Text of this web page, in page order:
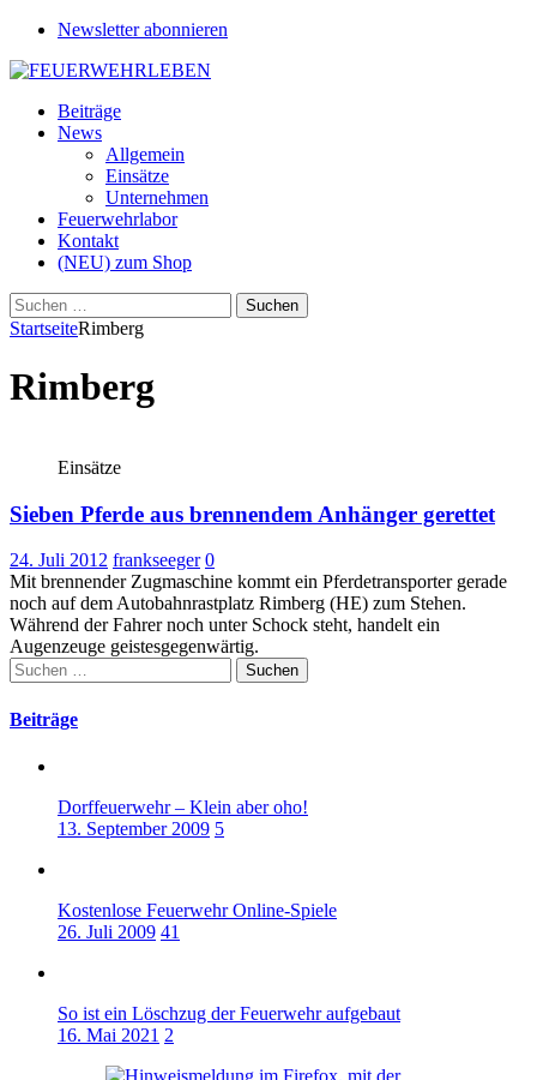
Newsletter abonnieren
Beiträge
News
Allgemein
Einsätze
Unternehmen
Feuerwehrlabor
Kontakt
(NEU) zum Shop
Suchen
nach:
StartseiteRimberg
Rimberg
Einsätze
Sieben Pferde aus brennendem Anhänger gerettet
24. Juli 2012 frankseeger 0
Mit brennender Zugmaschine kommt ein Pferdetransporter gerade
noch auf dem Autobahnrastplatz Rimberg (HE) zum Stehen.
Während der Fahrer noch unter Schock steht, handelt ein
Augenzeuge geistesgegenwärtig.
Suchen
nach:
Beiträge
Dorffeuerwehr – Klein aber oho!
13. September 2009 5
Kostenlose Feuerwehr Online-Spiele
26. Juli 2009 41
So ist ein Löschzug der Feuerwehr aufgebaut
16. Mai 2021 2